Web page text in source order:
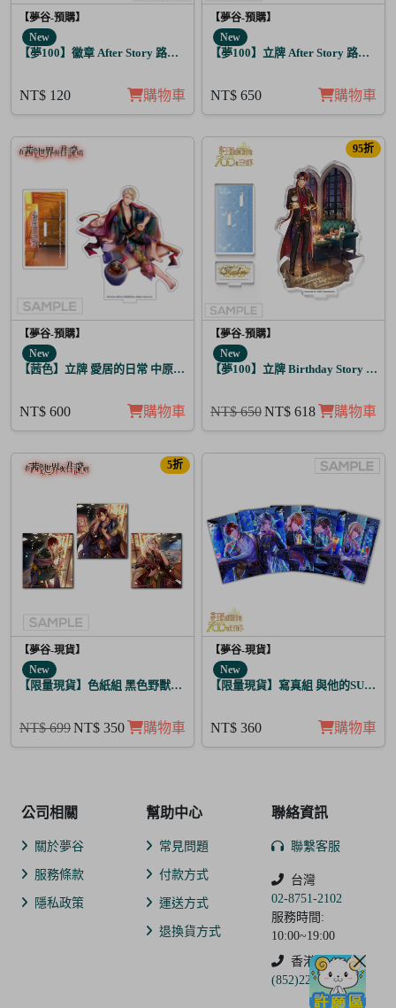
【夢谷-預購】
New
【夢100】徽章 After Story 路希安 月覺
NT$ 120 購物車
【夢谷-預購】
New
【夢100】立牌 After Story 路希安
NT$ 650 購物車
【夢谷-預購】
New
【茜色】立牌 愛居的日常 中原中也
NT$ 600 購物車
95折
【夢谷-預購】
New
【夢100】立牌 Birthday Story 路貝
NT$ 650NT$ 618 購物車
5折
【夢谷-現貨】
New
【限量現貨】色紙組 黑色野獸的咆哮 3入
NT$ 699NT$ 350 購物車
【夢谷-現貨】
New
【限量現貨】寫真組 與他的
NT$ 360 購物車
公司相關
關於夢谷
服務條款
隱私政策
幫助中心
常見問題
付款方式
運送方式
退換貨方式
聯絡資訊
聯繫客服
台灣
02-8751-2102
服務時間:
10:00~19:00
香港
(852)2250-9311